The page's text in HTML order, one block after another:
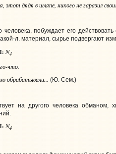
этот дядя в шляпе, никого не заразил
человека, побуждает его
материал, сырье подвергают
N4
что.
обрабатывали... (Ю. Сем.)
на другого человека обманом,
N4